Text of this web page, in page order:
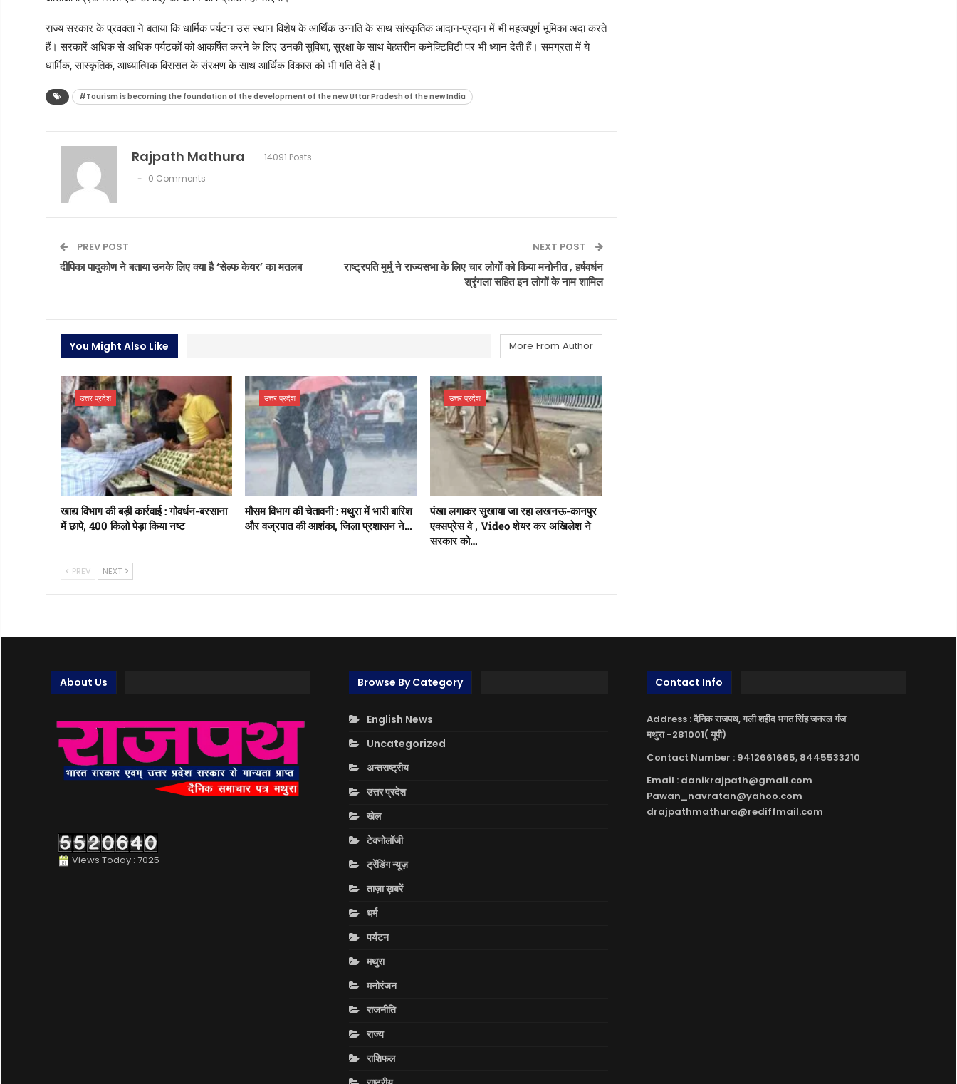
राज्य सरकार के प्रवक्ता ने बताया कि धार्मिक पर्यटन उस स्थान विशेष के आर्थिक उन्नति के साथ सांस्कृतिक आदान-प्रदान में भी महत्वपूर्ण भूमिका अदा करते
हैं। सरकारें अधिक से अधिक पर्यटकों को आकर्षित करने के लिए उनकी सुविधा, सुरक्षा के साथ बेहतरीन कनेक्टिविटी पर भी ध्यान देती हैं। समग्रता में ये
धार्मिक, सांस्कृतिक, आध्यात्मिक विरासत के संरक्षण के साथ आर्थिक विकास को भी गति देते हैं।
#Tourism is becoming the foundation of the development of the new Uttar Pradesh of the new India
Rajpath Mathura
14091 Posts
0 Comments
PREV POST
दीपिका पादुकोण ने बताया उनके लिए क्या है ‘सेल्फ केयर’ का मतलब
NEXT POST
राष्ट्रपति मुर्मु ने राज्यसभा के लिए चार लोगों को किया मनोनीत , हर्षवर्धन
श्रृंगला सहित इन लोगों के नाम शामिल
You Might Also Like More From Author
उत्तर प्रदेश
खाद्य विभाग की बड़ी कार्रवाई : गोवर्धन-बरसाना
में छापे, 400 किलो पेड़ा किया नष्ट
उत्तर प्रदेश
मौसम विभाग की चेतावनी : मथुरा में भारी बारिश
और वज्रपात की आशंका, जिला प्रशासन ने…
उत्तर प्रदेश
पंखा लगाकर सुखाया जा रहा लखनऊ-कानपुर
एक्सप्रेस वे , Video शेयर कर अखिलेश ने
सरकार को…
PREV NEXT
About Us
Views Today : 7025
Browse By Category
English News
Uncategorized
अन्तराष्ट्रीय
उत्तर प्रदेश
खेल
टेक्नोलॉजी
ट्रेंडिंग न्यूज़
ताज़ा ख़बरें
धर्म
पर्यटन
मथुरा
मनोरंजन
राजनीति
राज्य
राशिफल
Contact Info
Address : दैनिक राजपथ, गली शहीद भगत सिंह जनरल गंज
मथुरा -281001( यूपी)
Contact Number : 9412661665, 8445533210
Email : danikrajpath@gmail.com
Pawan_navratan@yahoo.com
drajpathmathura@rediffmail.com